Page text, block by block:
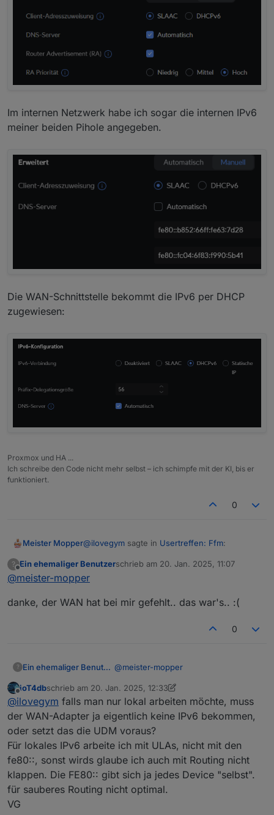
Im internen Netzwerk habe ich sogar die internen IPv6
meiner beiden Pihole angegeben.
Die WAN-Schnittstelle bekommt die IPv6 per DHCP
zugewiesen:
Proxmox und HA ...
Ich schreibe den Code nicht mehr selbst – ich schimpfe mit der KI, bis er
funktioniert.
0
Meister Mopper@ilovegym sagte in Usertreffen: Ffm:
Hi, wo hast du auf der UDM Pro IPv6
aktiviert, bei den Netzwerken oder gibts
Bei den Netzwerken:
Im internen Netzwerk habe ich sogar die
internen IPv6 meiner beiden Pihole
angegeben.
?
Offline
Ein ehemaliger Benutzerschrieb am 20. Jan. 2025, 11:07
zuletzt editiert von
@meister-mopper
danke, der WAN hat bei mir gefehlt.. das war's.. :(
0
? Ein ehemaliger Benutzer @meister-mopper
danke, der WAN hat bei mir gefehlt..
das war's.. :(
Offline
ioT4dbschrieb am 20. Jan. 2025, 12:33
zuletzt editiert von ioT4db
@ilovegym falls man nur lokal arbeiten möchte, muss
der WAN-Adapter ja eigentlich keine IPv6 bekommen,
oder setzt das die UDM voraus?
Für lokales IPv6 arbeite ich mit ULAs, nicht mit den
fe80::, sonst wirds glaube ich auch mit Routing nicht
klappen. Die FE80:: gibt sich ja jedes Device "selbst".
für sauberes Routing nicht optimal.
VG